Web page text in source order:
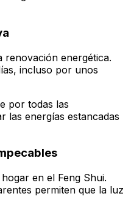
renovación energética.
incluso por unos
por todas las
las energías estancadas
en el Feng Shui.
permiten que la luz